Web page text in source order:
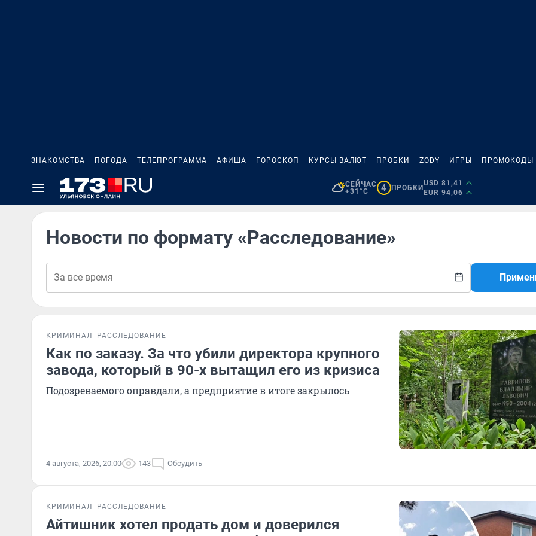
ЗНАКОМСТВА ПОГОДА ТЕЛЕПРОГРАММА АФИША ГОРОСКОП КУРСЫ ВАЛЮТ ПРОБКИ ZODY ИГРЫ ПРОМОКОДЫ
СЕЙЧАС
+31°C
4 ПРОБКИ
USD 81,41
EUR 94,06
Новости по формату «Расследование»
КРИМИНАЛ РАССЛЕДОВАНИЕ
Как по заказу. За что убили директора крупного
завода, который в 90-х вытащил его из кризиса
Подозреваемого оправдали, а предприятие в итоге закрылось
4 августа, 2026, 20:00 143 Обсудить
КРИМИНАЛ РАССЛЕДОВАНИЕ
Айтишник хотел продать дом и доверился